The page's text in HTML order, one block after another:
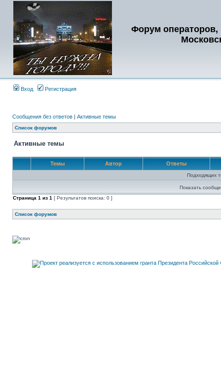
Форум операторов,
Вход Регистрация
Сообщения без ответов | Активные темы
Список форумов
Активные темы
Темы Автор Ответы
Подходящих
Показать
Страница 1 из 1 [ Результатов поиска: 0 ]
Список форумов